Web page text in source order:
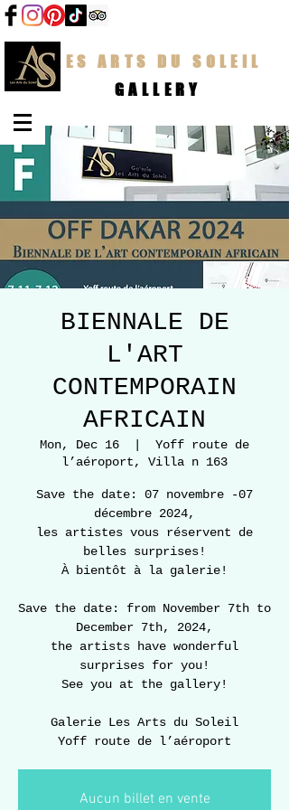
LES ARTS DU SOLEIL
GALLERY
BIENNALE DE
L'ART
CONTEMPORAIN
AFRICAIN
Mon, Dec 16
Yoff route de
l’aéroport, Villa n 163
Save the date: 07 novembre -07
décembre 2024,
les artistes vous réservent de
belles surprises!
À bientôt à la galerie!
Save the date: from November 7th to
December 7th, 2024,
the artists have wonderful
surprises for you!
See you at the gallery!
Galerie Les Arts du Soleil
Yoff route de l’aéroport
Aucun billet en vente